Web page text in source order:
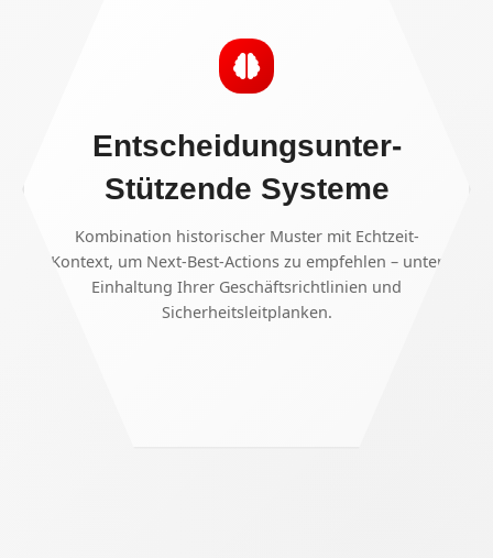
Entscheidungsunter-
Stützende Systeme
Kombination historischer Muster mit Echtzeit-
Kontext, um Next-Best-Actions zu empfehlen – unter
Einhaltung Ihrer Geschäftsrichtlinien und
Sicherheitsleitplanken.